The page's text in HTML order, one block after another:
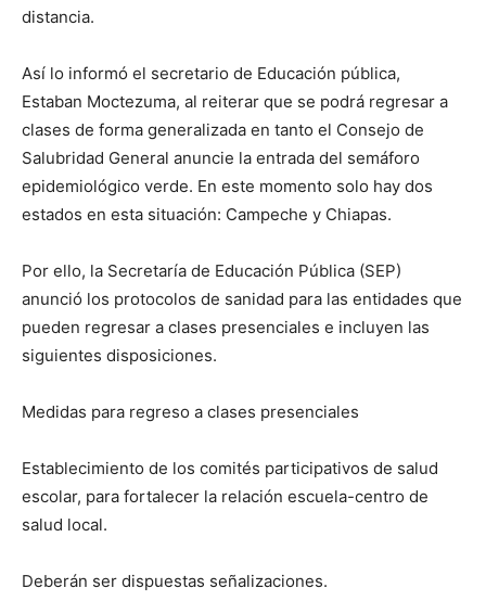
distancia.
Así lo informó el secretario de Educación pública,
Estaban Moctezuma, al reiterar que se podrá regresar a
clases de forma generalizada en tanto el Consejo de
Salubridad General anuncie la entrada del semáforo
epidemiológico verde. En este momento solo hay dos
estados en esta situación: Campeche y Chiapas.
Por ello, la Secretaría de Educación Pública (SEP)
anunció los protocolos de sanidad para las entidades que
pueden regresar a clases presenciales e incluyen las
siguientes disposiciones.
Medidas para regreso a clases presenciales
Establecimiento de los comités participativos de salud
escolar, para fortalecer la relación escuela-centro de
salud local.
Deberán ser dispuestas señalizaciones.